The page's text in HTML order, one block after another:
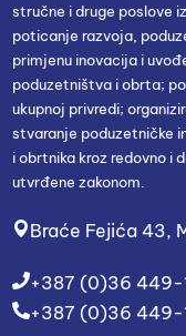
stručne i druge poslove
poticanje razvoja,
primjenu inovacija i
poduzetništva i obrta;
ukupnoj privredi;
stvaranje poduzetničke
i obrtnika kroz redovno i
utvrđene zakonom.
Braće Fejića 43,
+387 (0)36 449-
+387 (0)36 449-